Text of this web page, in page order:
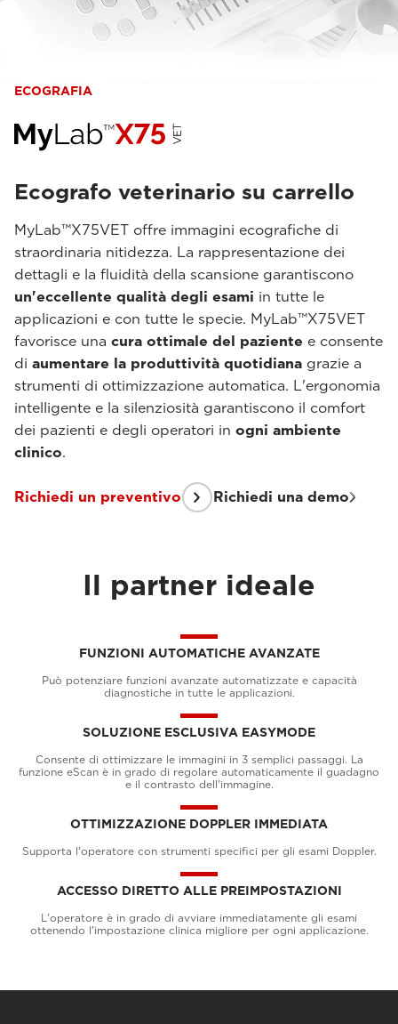
ECOGRAFIA
Ecografo veterinario su carrello
MyLab™X75VET offre immagini ecografiche di
straordinaria nitidezza. La rappresentazione dei
dettagli e la fluidità della scansione garantiscono
un'eccellente qualità degli esami in tutte le
applicazioni e con tutte le specie. MyLab™X75VET
favorisce una cura ottimale del paziente e consente
di aumentare la produttività quotidiana grazie a
strumenti di ottimizzazione automatica. L'ergonomia
intelligente e la silenziosità garantiscono il comfort
dei pazienti e degli operatori in ogni ambiente
clinico.
Richiedi un preventivo Richiedi una demo
Il partner ideale
FUNZIONI AUTOMATICHE AVANZATE
Può potenziare funzioni avanzate automatizzate e capacità
diagnostiche in tutte le applicazioni.
SOLUZIONE ESCLUSIVA EASYMODE
Consente di ottimizzare le immagini in 3 semplici passaggi. La
funzione eScan è in grado di regolare automaticamente il guadagno
e il contrasto dell'immagine.
OTTIMIZZAZIONE DOPPLER IMMEDIATA
Supporta l'operatore con strumenti specifici per gli esami Doppler.
ACCESSO DIRETTO ALLE PREIMPOSTAZIONI
L'operatore è in grado di avviare immediatamente gli esami
ottenendo l'impostazione clinica migliore per ogni applicazione.